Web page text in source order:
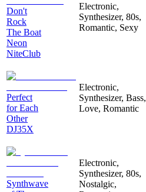
Don't
Rock
The Boat
Neon
NiteClub
Electronic,
Synthesizer, 80s,
Romantic, Sexy
Perfect
for Each
Other
DJ35X
Electronic,
Synthesizer, Bass,
Love, Romantic
Synthwave
Electronic,
Synthesizer, 80s,
Nostalgic,